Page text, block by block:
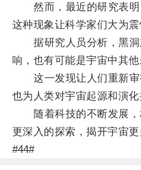
然而，最近的研究表明
这种现象让科学家们大为震
据研究人员分析，黑洞
响，也有可能是宇宙中其他
这一发现让人们重新审
也为人类对宇宙起源和演化
随着科技的不断发展，
更深入的探索，揭开宇宙更
#44#